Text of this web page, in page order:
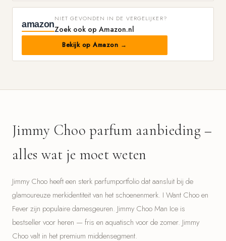
amazon
NIET GEVONDEN IN DE VERGELIJKER?
Zoek ook op Amazon.nl
Bekijk op Amazon →
Jimmy Choo parfum aanbieding –
alles wat je moet weten
Jimmy Choo heeft een sterk parfumportfolio dat aansluit bij de
glamoureuze merkidentiteit van het schoenenmerk. I Want Choo en
Fever zijn populaire damesgeuren. Jimmy Choo Man Ice is
bestseller voor heren — fris en aquatisch voor de zomer. Jimmy
Choo valt in het premium middensegment.